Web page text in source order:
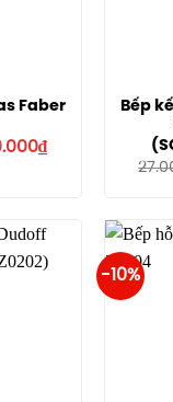
Faber
₫Giá
hiện
Bếp
-10%